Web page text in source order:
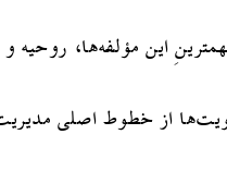
این مؤلفه‌ها،
از خطوط اصلی